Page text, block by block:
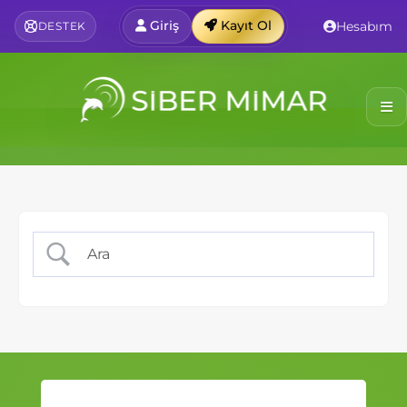
DESTEK Giriş Kayıt Ol Hesabım